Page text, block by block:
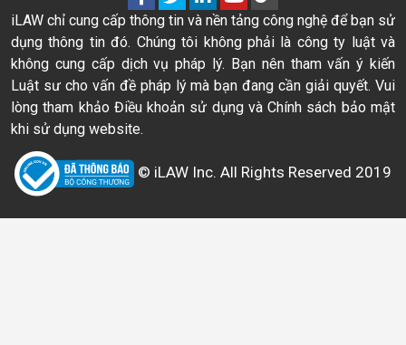
iLAW chỉ cung cấp thông tin và nền tảng công nghệ để bạn sử
dụng thông tin đó. Chúng tôi không phải là công ty luật và
không cung cấp dịch vụ pháp lý. Bạn nên tham vấn ý kiến
Luật sư cho vấn đề pháp lý mà bạn đang cần giải quyết. Vui
lòng tham khảo Điều khoản sử dụng và Chính sách bảo mật
khi sử dụng website.
© iLAW Inc. All Rights Reserved 2019